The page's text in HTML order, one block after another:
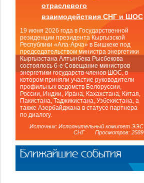
отраслевого
взаимодействия СНГ и ШОС
19 июня 2026 года в Государственной
резиденции президента Кыргызской
Республики «Ала-Арча» в Бишкеке под
председательством министра энергетики
Кыргызстана Алтынбека Рысбекова
состоялось 6-е Совещание министров
энергетики государств-членов ШОС, в
котором приняли участие руководители
профильных ведомств Белоруссии,
России, Индии, Ирана, Кахахстана, Китая,
Пакистана, Таджикистана, Узбекистана, а
также Азербайджана в статусе партнера
по диалогу.
Источник: Исполнительный комитет ЭЭС
СНГ Просмотров: 2589
Ближайшие события